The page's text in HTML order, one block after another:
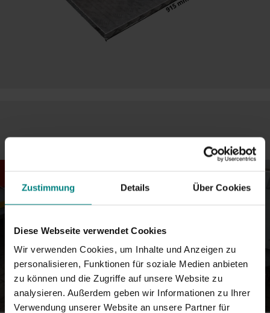
Zustimmung Details Über Cookies
Diese Webseite verwendet Cookies
Wir verwenden Cookies, um Inhalte und Anzeigen zu
personalisieren, Funktionen für soziale Medien anbieten
zu können und die Zugriffe auf unsere Website zu
analysieren. Außerdem geben wir Informationen zu Ihrer
Verwendung unserer Website an unsere Partner für